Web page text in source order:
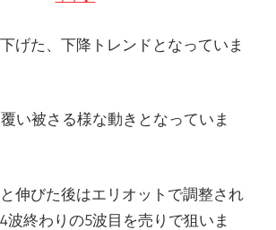
げた、下降トレンドとなっていま
い被さる様な動きとなっていま
伸びた後はエリオットで調整され
波終わりの5波目を売りで狙いま